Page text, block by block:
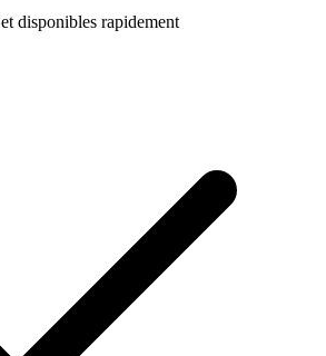
et disponibles rapidement